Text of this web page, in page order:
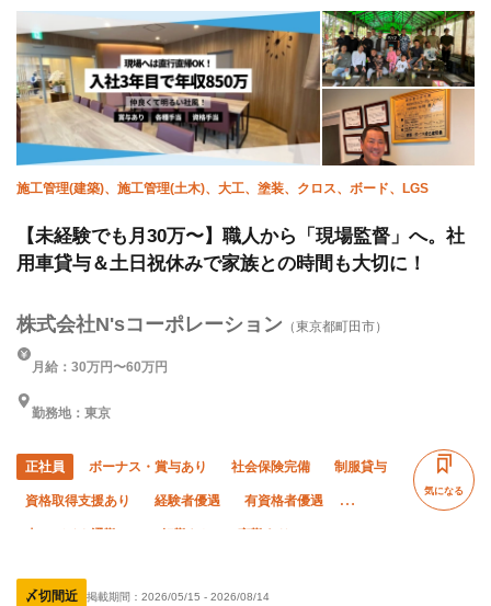
施工管理(建築)、施工管理(土木)、大工、塗装、クロス、ボード、LGS
【未経験でも月30万〜】職人から「現場監督」へ。社
用車貸与＆土日祝休みで家族との時間も大切に！
株式会社N'sコーポレーション （東京都町田市）
月給：30万円〜60万円
勤務地：東京
正社員 ボーナス・賞与あり 社会保険完備 制服貸与
資格取得支援あり 経験者優遇 有資格者優遇
車・バイク通勤OK 転勤なし 夜勤あり
気になる
〆切間近 掲載期間： 2026/05/15 - 2026/08/14